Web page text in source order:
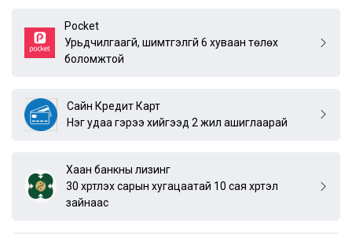
Pocket
Урьдчилгаагүй, шимтгэлгүй 6 хуваан төлөх
боломжтой
Сайн Кредит Карт
Нэг удаа гэрээ хийгээд 2 жил ашиглаарай
Хаан банкны лизинг
30 хүртлэх сарын хугацаатай 10 сая хүртэл
зайнаас